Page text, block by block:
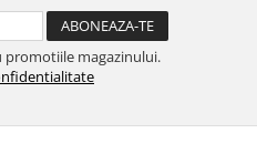
promotiile magazinului.